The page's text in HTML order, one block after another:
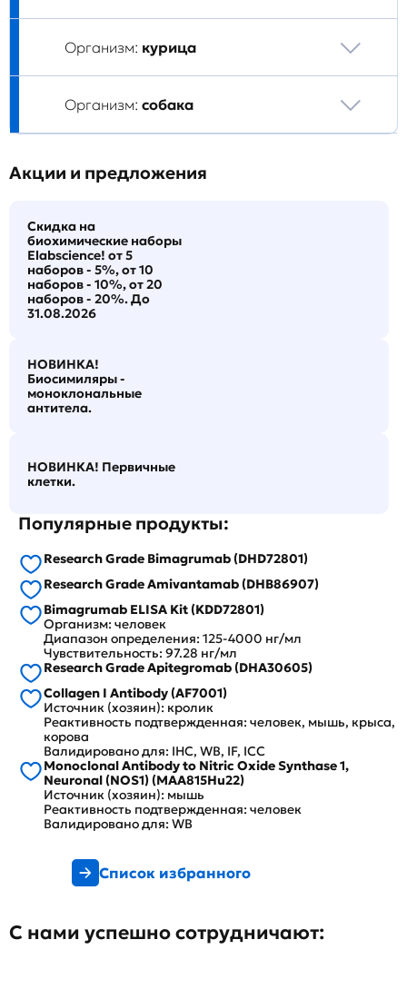
Организм: курица
Организм: собака
Акции и предложения
Скидка на
биохимические наборы
Elabscience! от 5
наборов - 5%, от 10
наборов - 10%, от 20
наборов - 20%. До
31.08.2026
НОВИНКА!
Биосимиляры -
моноклональные
антитела.
НОВИНКА! Первичные
клетки.
Популярные продукты:
Research Grade Bimagrumab (DHD72801)
Research Grade Amivantamab (DHB86907)
Bimagrumab ELISA Kit (KDD72801)
Организм: человек
Диапазон определения: 125-4000 нг/мл
Чувствительность: 97.28 нг/мл
Research Grade Apitegromab (DHA30605)
Collagen I Antibody (AF7001)
Источник (хозяин): кролик
Реактивность подтвержденная: человек, мышь, крыса,
корова
Валидировано для: IHC, WB, IF, ICC
Monoclonal Antibody to Nitric Oxide Synthase 1,
Neuronal (NOS1) (MAA815Hu22)
Источник (хозяин): мышь
Реактивность подтвержденная: человек
Валидировано для: WB
Список избранного
С нами успешно сотрудничают: